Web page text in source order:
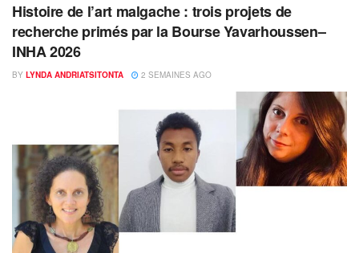
Histoire de l’art malgache : trois projets de
recherche primés par la Bourse Yavarhoussen–
INHA 2026
BY LYNDA ANDRIATSITONTA 2 SEMAINES AGO